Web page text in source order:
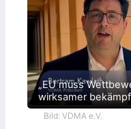
„EU muss
wirksamer
Bild: VDMA e.V.